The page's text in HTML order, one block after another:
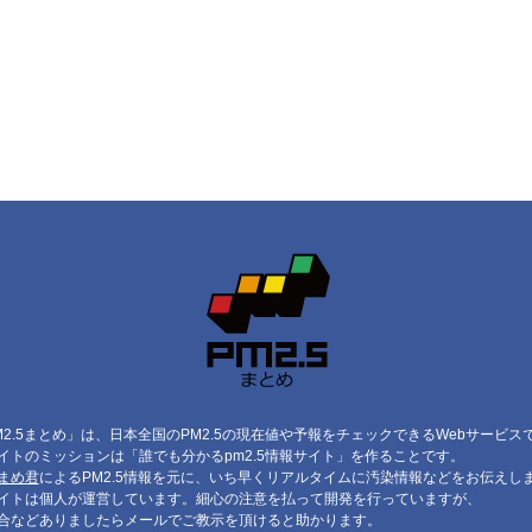
まとめ」は、日本全国のPM2.5の現在値や予報をチェックできるWebサービスで
トのミッションは「誰でも分かるpm2.5情報サイト」を作ることです。
め君によるPM2.5情報を元に、いち早くリアルタイムに汚染情報などをお伝えしま
トは個人が運営しています。細心の注意を払って開発を行っていますが、
などありましたらメールでご教示を頂けると助かります。